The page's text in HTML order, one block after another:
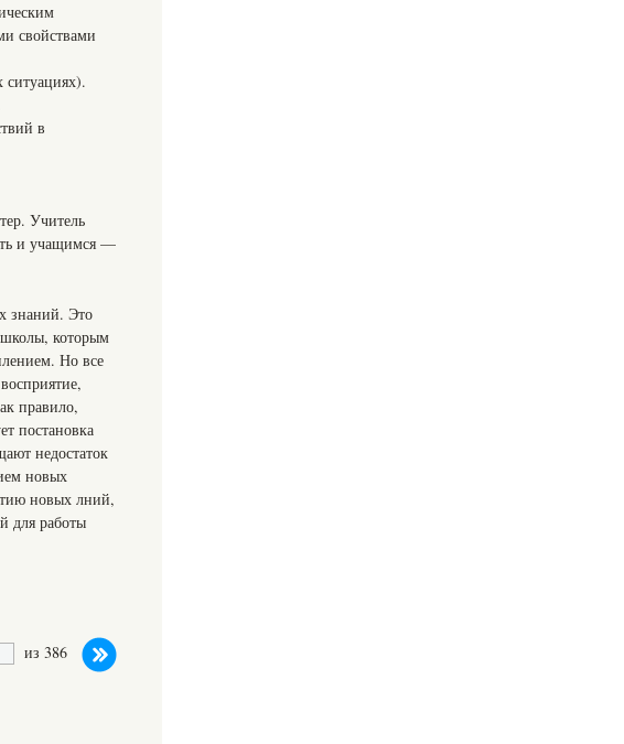
свойствами
в
Учитель
и учащимся —
знаний. Это
школы, которым
Но все
правило,
постановка
недостаток
новых
новых лний,
для работы
из 386